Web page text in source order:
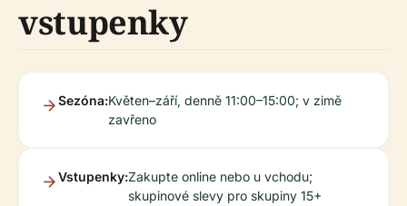
vstupenky
Sezóna:Květen–září, denně 11:00–15:00; v zimě
zavřeno
Vstupenky:Zakupte online nebo u vchodu;
skupinové slevy pro skupiny 15+